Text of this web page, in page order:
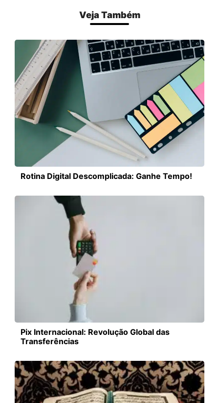
Veja Também
Rotina Digital Descomplicada: Ganhe Tempo!
Pix Internacional: Revolução Global das
Transferências